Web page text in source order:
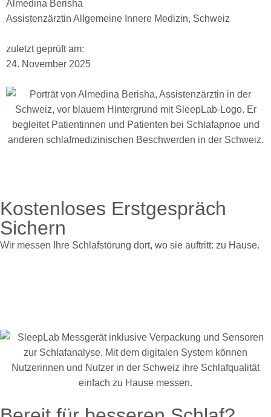
Almedina Berisha
Assistenzärztin Allgemeine Innere Medizin, Schweiz
zuletzt geprüft am:
24. November 2025
Kostenloses Erstgespräch
Sichern
Wir messen Ihre Schlafstörung dort, wo sie auftritt: zu Hause.